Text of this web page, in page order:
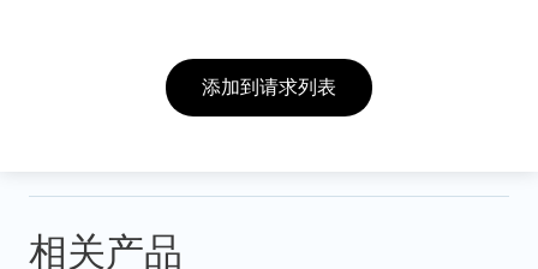
添加到请求列表
相关产品